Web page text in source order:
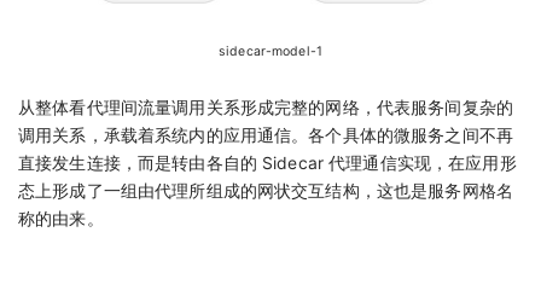
sidecar-model-1
从整体看代理间流量调用关系形成完整的网络，代表服务间复杂的
调用关系，承载着系统内的应用通信。各个具体的微服务之间不再
直接发生连接，而是转由各自的 Sidecar 代理通信实现，在应用形
态上形成了一组由代理所组成的网状交互结构，这也是服务网格名
称的由来。